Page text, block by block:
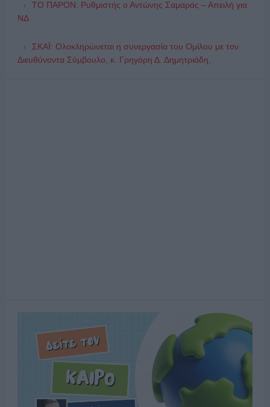
ΤΟ ΠΑΡΟΝ: Ρυθμιστής ο Αντώνης Σαμαράς – Απειλή για
ΝΔ
ΣΚΑΪ: Ολοκληρώνεται η συνεργασία του Ομίλου με τον
Διευθύνοντα Σύμβουλο, κ. Γρηγόρη Δ. Δημητριάδη,